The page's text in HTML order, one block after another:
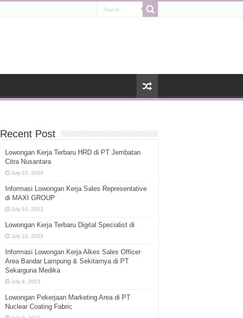
Recent Post
Lowongan Kerja Terbaru HRD di PT Jembatan
Citra Nusantara
July 10, 2023
Informasi Lowongan Kerja Sales Representative
di MAXI GROUP
July 10, 2023
Lowongan Kerja Terbaru Digital Specialist di
July 10, 2023
Informasi Lowongan Kerja Alkes Sales Officer
Area Bandar Lampung & Sekitarnya di PT
Sekarguna Medika
July 9, 2023
Lowongan Pekerjaan Marketing Area di PT
Nuclear Coating Fabric